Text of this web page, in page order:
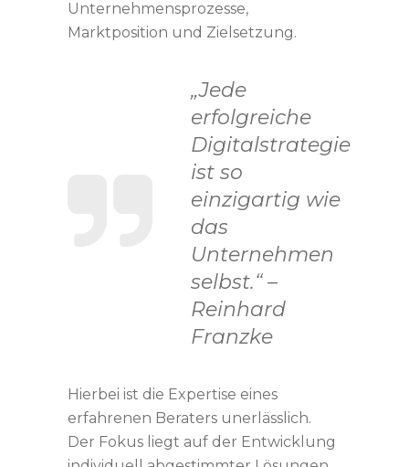
Unternehmensprozesse,
Marktposition und Zielsetzung.
„Jede
erfolgreiche
Digitalstrategie
ist so
einzigartig wie
das
Unternehmen
selbst.“ –
Reinhard
Franzke
Hierbei ist die Expertise eines
erfahrenen Beraters unerlässlich.
Der Fokus liegt auf der Entwicklung